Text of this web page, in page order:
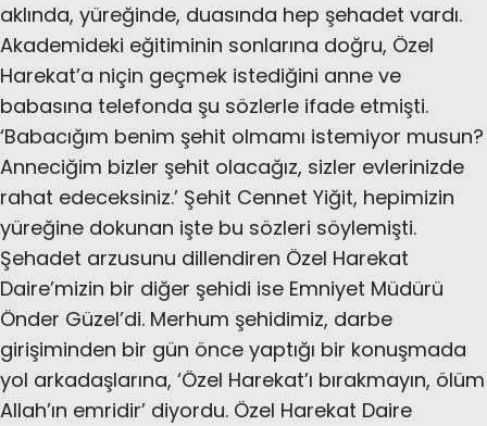
aklında, yüreğinde, duasında hep şehadet vardı.
Akademideki eğitiminin sonlarına doğru, Özel
Harekat’a niçin geçmek istediğini anne ve
babasına telefonda şu sözlerle ifade etmişti.
‘Babacığım benim şehit olmamı istemiyor musun?
Anneciğim bizler şehit olacağız, sizler evlerinizde
rahat edeceksiniz.’ Şehit Cennet Yiğit, hepimizin
yüreğine dokunan işte bu sözleri söylemişti.
Şehadet arzusunu dillendiren Özel Harekat
Daire’mizin bir diğer şehidi ise Emniyet Müdürü
Önder Güzel’di. Merhum şehidimiz, darbe
girişiminden bir gün önce yaptığı bir konuşmada
yol arkadaşlarına, ‘Özel Harekat’ı bırakmayın, ölüm
Allah’ın emridir’ diyordu. Özel Harekat Daire